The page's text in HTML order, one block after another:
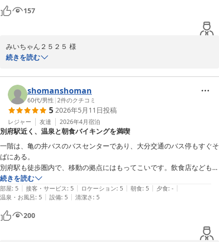
西鉄リゾートイン別府
2026-05-25
お風呂上がりの格好でフロントで長くいるのがちょっと恥ずかしかった
157
みいちゃん２５２５ 様
この度は西鉄リゾートイン別府にご宿泊頂きありがとうございまし
また、お忙しい中クチコミのご投稿頂き重ねてお礼申し上げます。
フロント対応に関しまして、迅速な対応ができずお客様を待たせて
しまいましたこと、心よりお詫び申し上げます。
しかしながら、立地や朝食へのお褒めの言葉を頂戴し大変恐縮でご
ざいます。
今回頂いたご意見をもとに、より良いサービスの向上を目指し精進
して参ります。
また別府へお越しの際はぜひ西鉄リゾートイン別府を候補に入れて
いただけましたら幸いです。
またのお越しを心よりお待ちしております。
西鉄リゾートイン別府　大谷
西鉄リゾートイン別府
2026-05-24
続きを読む
shomanshoman
60代/男性 |2件のクチコミ
5 2026年5月11日投稿
レジャー 友達 2026年4月宿泊
別府駅近く、温泉と朝食バイキングを満喫
一階は、亀の井バスのバスセンターであり、大分交通のバス停もすぐそ
ばにある。
別府駅も徒歩圏内で、移動の拠点にはもってこいです。飲食店なども徒
歩圏内で、別府の美味しいものをたくさんいただきました。ホテルのお
風呂は、派手さはないですが、泉質もよく、癒されます。バイキングの
朝食は種類も多く、地元の料理も楽しめますが、動線が悪いのが残念で
した。
続きを読む
部屋: 5 | 接客・サービス: 5 | ロケーション: 5 | 朝食: 5 | 夕食: - |
温泉・お風呂: 5 | 設備: 5 | 清潔さ: 5
200